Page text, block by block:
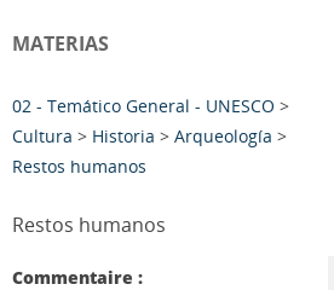
MATERIAS
02 - Temático General - UNESCO >
Cultura > Historia > Arqueología >
Restos humanos
Restos humanos
Commentaire :